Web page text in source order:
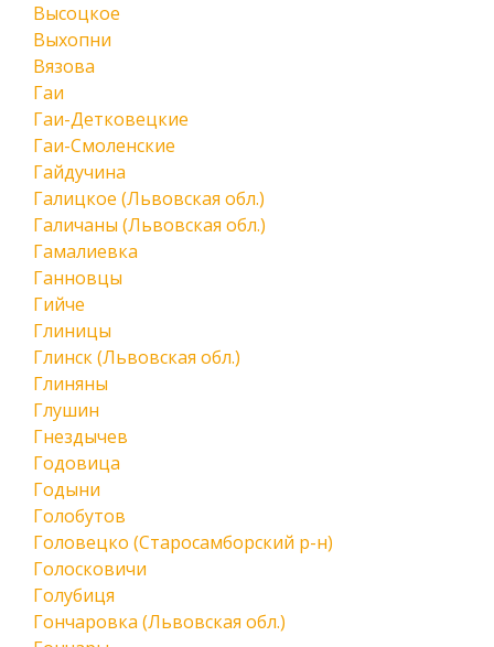
Высоцкое
Выхопни
Вязова
Гаи
Гаи-Детковецкие
Гаи-Смоленские
Гайдучина
Галицкое (Львовская обл.)
Галичаны (Львовская обл.)
Гамалиевка
Ганновцы
Гийче
Глиницы
Глинск (Львовская обл.)
Глиняны
Глушин
Гнездычев
Годовица
Годыни
Голобутов
Головецко (Старосамборский р-н)
Голосковичи
Голубиця
Гончаровка (Львовская обл.)